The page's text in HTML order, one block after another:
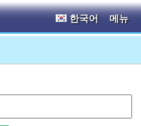
메뉴
한국어